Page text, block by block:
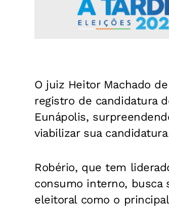
O juiz Heitor Machado
registro de candidatura
Eunápolis,
viabilizar sua
Robério, que tem
consumo interno, busca
eleitoral como o